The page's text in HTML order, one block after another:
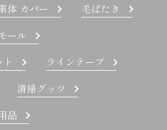
体 カバー
毛ばたき
ール
ラインテープ
清掃グッツ
品